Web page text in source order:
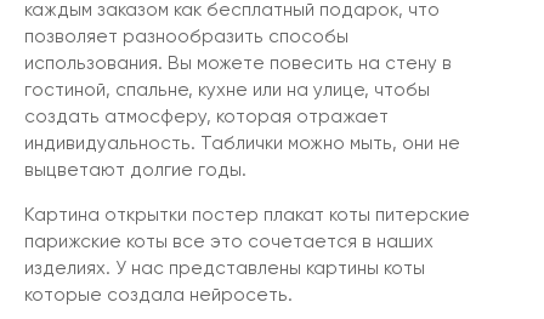
каждым заказом как бесплатный подарок, что
позволяет разнообразить способы
использования. Вы можете повесить на стену в
гостиной, спальне, кухне или на улице, чтобы
создать атмосферу, которая отражает
индивидуальность. Таблички можно мыть, они не
выцветают долгие годы.
Картина открытки постер плакат коты питерские
парижские коты все это сочетается в наших
изделиях. У нас представлены картины коты
которые создала нейросеть.